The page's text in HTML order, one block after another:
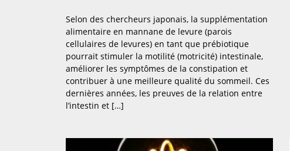
Selon des chercheurs japonais, la supplémentation
alimentaire en mannane de levure (parois
cellulaires de levures) en tant que prébiotique
pourrait stimuler la motilité (motricité) intestinale,
améliorer les symptômes de la constipation et
contribuer à une meilleure qualité du sommeil. Ces
dernières années, les preuves de la relation entre
l’intestin et […]